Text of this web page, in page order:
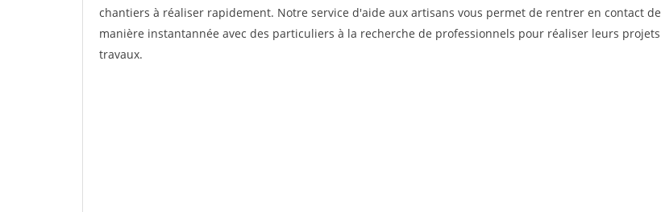
chantiers à réaliser rapidement. Notre service d'aide aux artisans vous permet de rentrer en contact de
manière instantannée avec des particuliers à la recherche de professionnels pour réaliser leurs projets
travaux.